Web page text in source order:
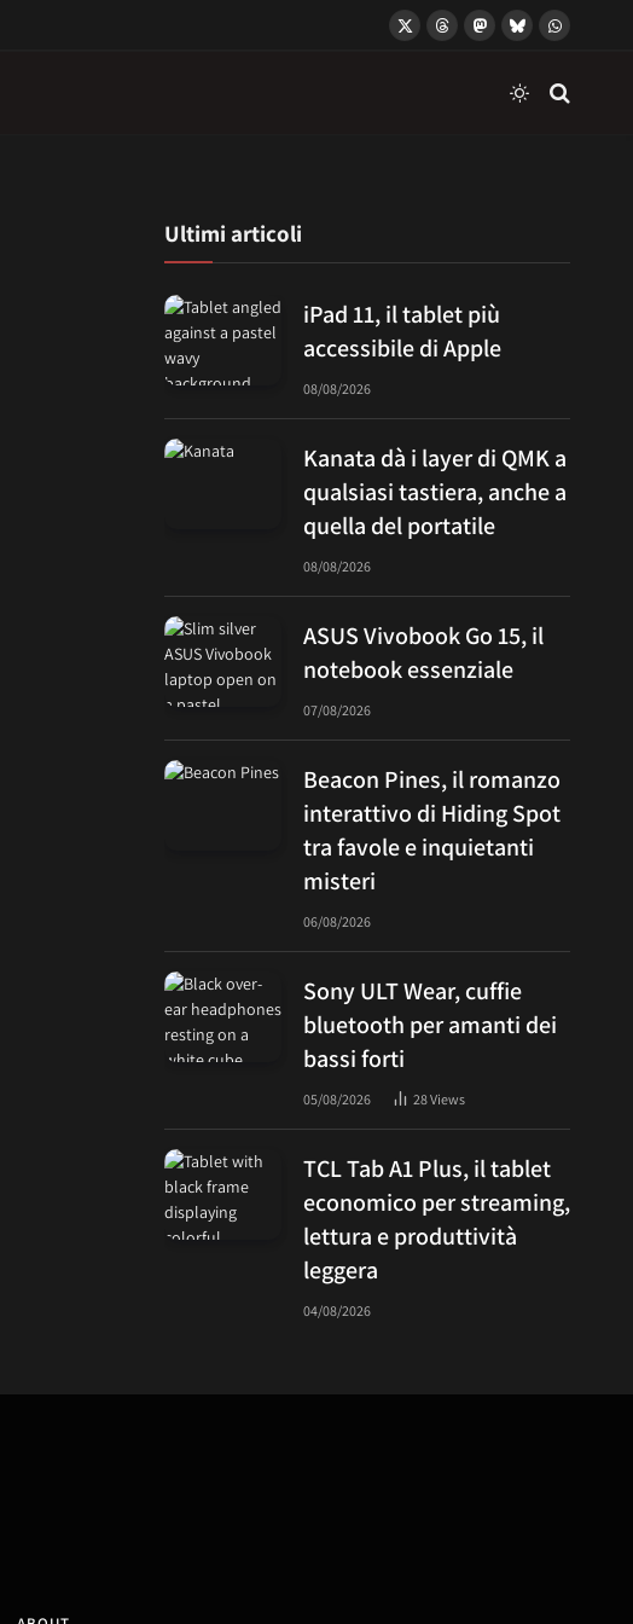
X
ThreadsMastodon
BlueskyWhatsApp
Ultimi articoli
iPad 11, il tablet più
accessibile di Apple
08/08/2026
Kanata dà i layer di QMK a
qualsiasi tastiera, anche a
quella del portatile
08/08/2026
ASUS Vivobook Go 15, il
notebook essenziale
07/08/2026
Beacon Pines, il romanzo
interattivo di Hiding Spot
tra favole e inquietanti
misteri
06/08/2026
Sony ULT Wear, cuffie
bluetooth per amanti dei
bassi forti
05/08/2026 28Views
TCL Tab A1 Plus, il tablet
economico per streaming,
lettura e produttività
leggera
04/08/2026